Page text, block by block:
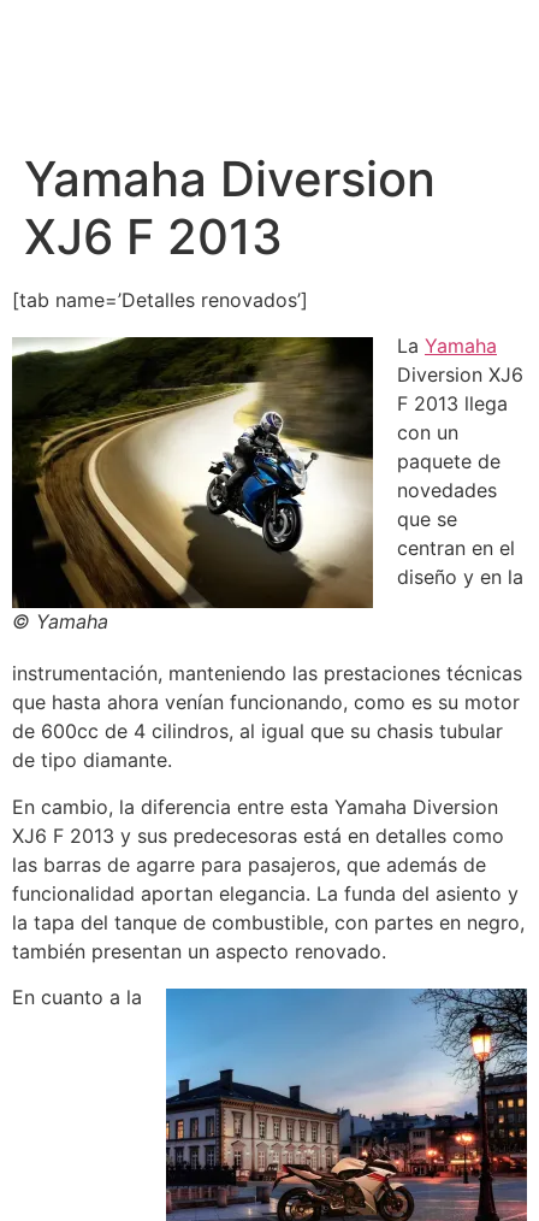
Yamaha Diversion
XJ6 F 2013
[tab name=’Detalles renovados’]
© Yamaha
La Yamaha
Diversion XJ6
F 2013 llega
con un
paquete de
novedades
que se
centran en el
diseño y en la
instrumentación, manteniendo las prestaciones técnicas
que hasta ahora venían funcionando, como es su motor
de 600cc de 4 cilindros, al igual que su chasis tubular
de tipo diamante.
En cambio, la diferencia entre esta Yamaha Diversion
XJ6 F 2013 y sus predecesoras está en detalles como
las barras de agarre para pasajeros, que además de
funcionalidad aportan elegancia. La funda del asiento y
la tapa del tanque de combustible, con partes en negro,
también presentan un aspecto renovado.
En cuanto a la